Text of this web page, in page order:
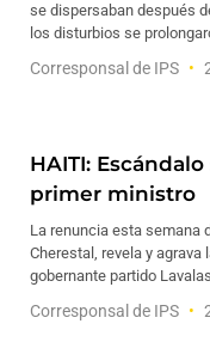
se dispersaban después
los disturbios se
Corresponsal de IPS
HAITI:
primer ministro
La renuncia esta semana
Cherestal, revela y agrava
gobernante partido
Corresponsal de IPS